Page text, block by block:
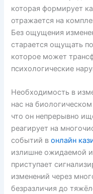
которая формирует
отражается на
Без ощущения
старается ощущать
которое может
психологические
Необходимость в
нас на
что он непрерывно
реагирует на
событий вонлайн
излишне ожидаемой
приступает
изменений через
безразличия до